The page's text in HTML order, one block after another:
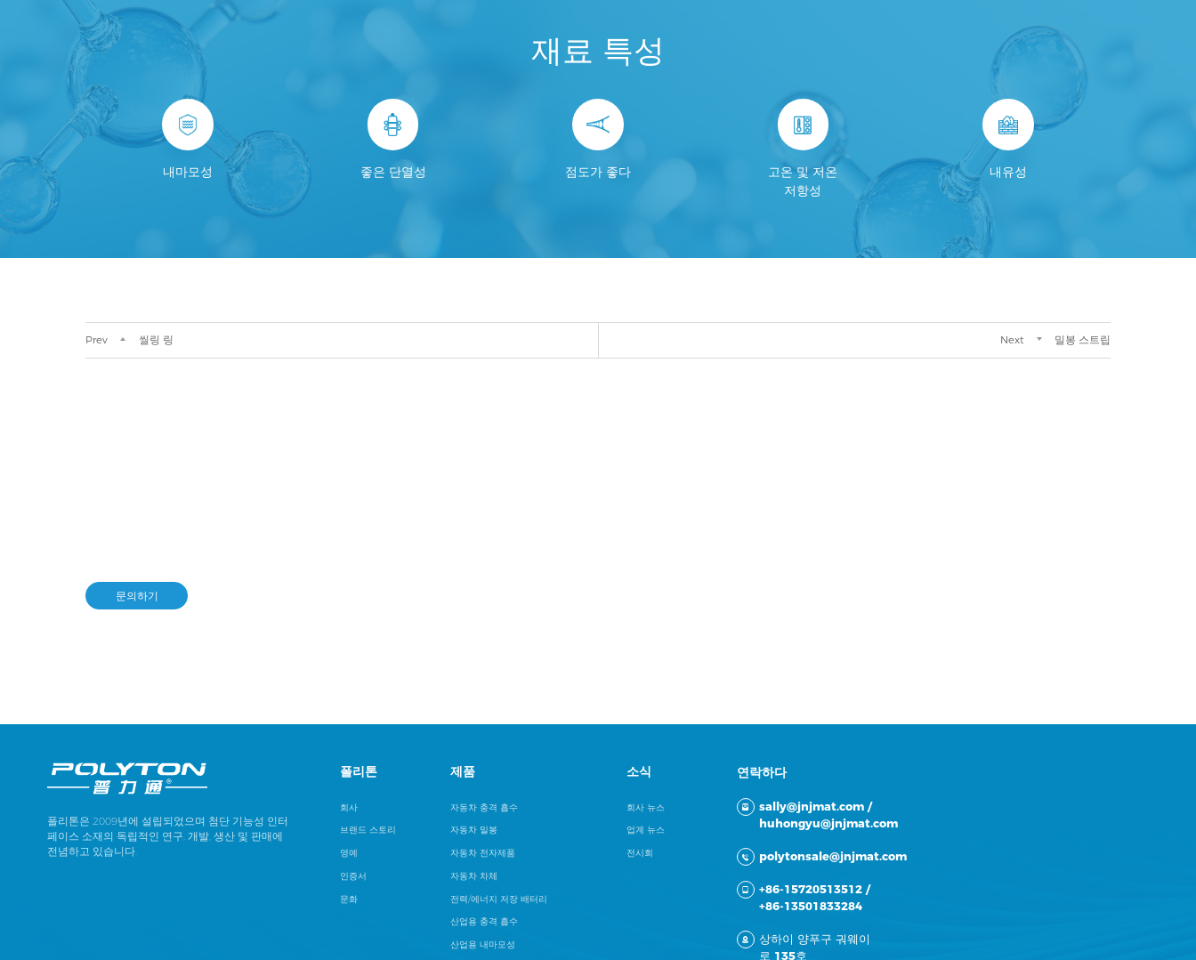
재료 특성
내마모성 좋은 단열성 점도가 좋다
고온 및 저온
저항성
내유성
Prev 씰링 링 Next 밀봉 스트립
문의하기
폴리톤은 2009년에 설립되었으며 첨단 기능성 인터
페이스 소재의 독립적인 연구, 개발, 생산 및 판매에
전념하고 있습니다.
폴리톤
회사
브랜드 스토리
영예
인증서
문화
제품
자동차 충격 흡수
자동차 밀봉
자동차 전자제품
자동차 차체
전력/에너지 저장 배터리
산업용 충격 흡수
산업용 내마모성
소식
회사 뉴스
업계 뉴스
전시회
연락하다
sally@jnjmat.com/
huhongyu@jnjmat.com
polytonsale@jnjmat.com
+86-15720513512/
+86-13501833284
상하이 양푸구 궈웨이
로 135호